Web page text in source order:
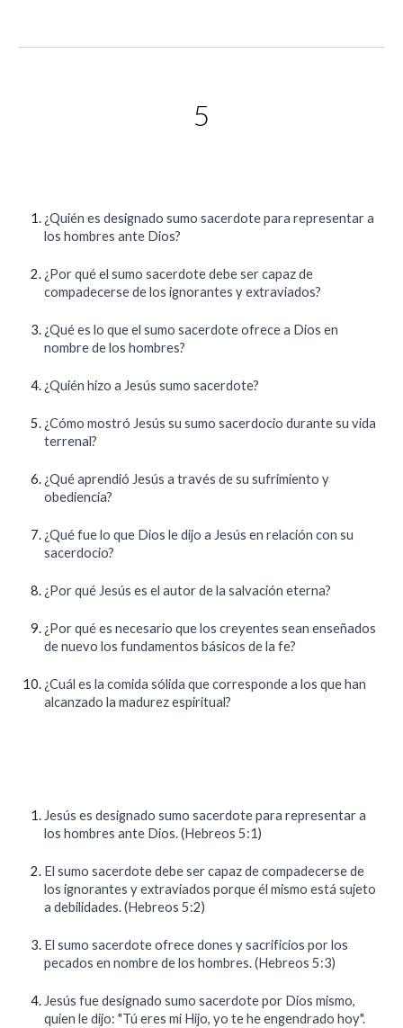
5
¿Quién es designado sumo sacerdote para representar a
los hombres ante Dios?
¿Por qué el sumo sacerdote debe ser capaz de
compadecerse de los ignorantes y extraviados?
¿Qué es lo que el sumo sacerdote ofrece a Dios en
nombre de los hombres?
¿Quién hizo a Jesús sumo sacerdote?
¿Cómo mostró Jesús su sumo sacerdocio durante su vida
terrenal?
¿Qué aprendió Jesús a través de su sufrimiento y
obediencia?
¿Qué fue lo que Dios le dijo a Jesús en relación con su
sacerdocio?
¿Por qué Jesús es el autor de la salvación eterna?
¿Por qué es necesario que los creyentes sean enseñados
de nuevo los fundamentos básicos de la fe?
¿Cuál es la comida sólida que corresponde a los que han
alcanzado la madurez espiritual?
Jesús es designado sumo sacerdote para representar a
los hombres ante Dios. (Hebreos 5:1)
El sumo sacerdote debe ser capaz de compadecerse de
los ignorantes y extraviados porque él mismo está sujeto
a debilidades. (Hebreos 5:2)
El sumo sacerdote ofrece dones y sacrificios por los
pecados en nombre de los hombres. (Hebreos 5:3)
Jesús fue designado sumo sacerdote por Dios mismo,
quien le dijo: "Tú eres mi Hijo, yo te he engendrado hoy".